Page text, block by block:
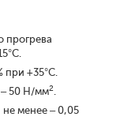
прогрева
при +35°С.
– 50 Н/мм2.
менее – 0,05